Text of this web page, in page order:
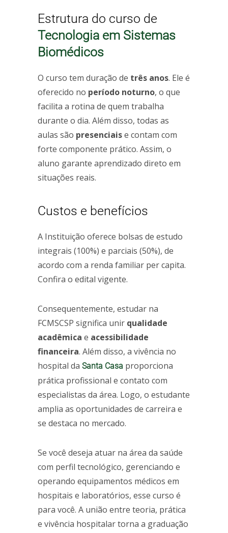
Estrutura do curso de
Tecnologia em Sistemas
Biomédicos
O curso tem duração de três anos. Ele é
oferecido no período noturno, o que
facilita a rotina de quem trabalha
durante o dia. Além disso, todas as
aulas são presenciaise contam com
forte componente prático. Assim, o
aluno garante aprendizado direto em
situações reais.
Custos e benefícios
A Instituição oferece bolsas de estudo
integrais (100%) e parciais (50%), de
acordo com a renda familiar per capita.
Confira o edital vigente.
Consequentemente, estudar na
FCMSCSP significa unir qualidade
acadêmica e acessibilidade
financeira. Além disso, a vivência no
hospital da Santa Casa proporciona
prática profissional e contato com
especialistas da área. Logo, o estudante
amplia as oportunidades de carreira e
se destaca no mercado.
Se você deseja atuar na área da saúde
com perfil tecnológico, gerenciando e
operando equipamentos médicos em
hospitais e laboratórios, esse curso é
para você. A união entre teoria, prática
e vivência hospitalar torna a graduação